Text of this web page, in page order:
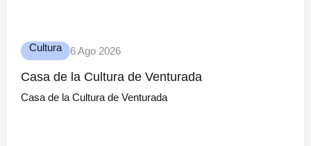
Cultura 6 Ago 2026
Casa de la Cultura de Venturada
Casa de la Cultura de Venturada